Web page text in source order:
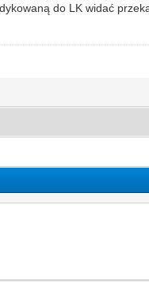
do LK widać